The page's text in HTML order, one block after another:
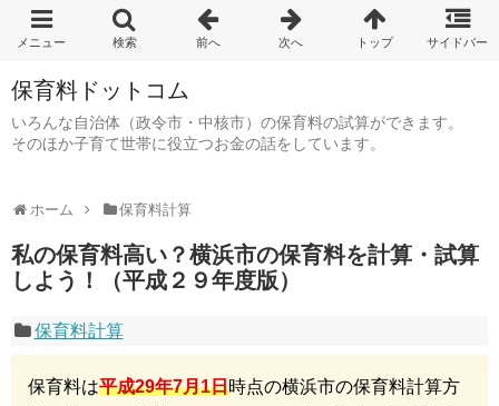
保育料ドットコム
いろんな自治体（政令市・中核市）の保育料の試算ができます。
そのほか子育て世帯に役立つお金の話をしています。
ホーム 保育料計算
私の保育料高い？横浜市の保育料を計算・試算
しよう！（平成２９年度版）
保育料計算
保育料は平成29年7月1日時点の横浜市の保育料計算方